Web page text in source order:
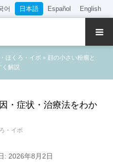
어 日本語 Español English
ほくろ・イボ » 顔の小さい粉瘤と
く解説
・症状・治療法をわか
・イボ
: 2026年8月2日